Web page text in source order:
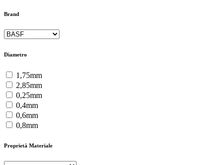
Brand
Diametro
1,75mm
2,85mm
0,25mm
0,4mm
0,6mm
0,8mm
Proprietà Materiale